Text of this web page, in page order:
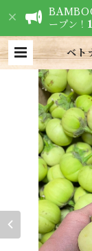
ープン！
ベト
Cà